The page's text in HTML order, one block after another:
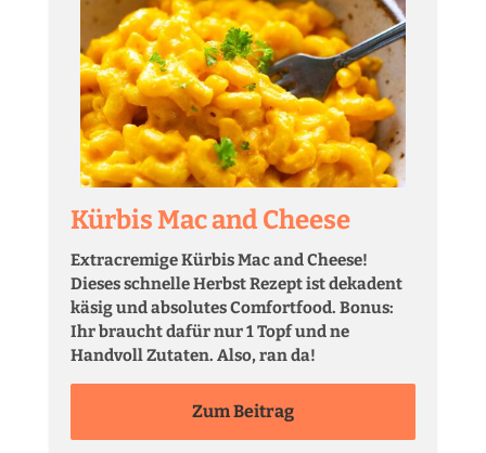
Kürbis Mac and Cheese
Extracremige Kürbis Mac and Cheese!
Dieses schnelle Herbst Rezept ist dekadent
käsig und absolutes Comfortfood. Bonus:
Ihr braucht dafür nur 1 Topf und ne
Handvoll Zutaten. Also, ran da!
Zum Beitrag